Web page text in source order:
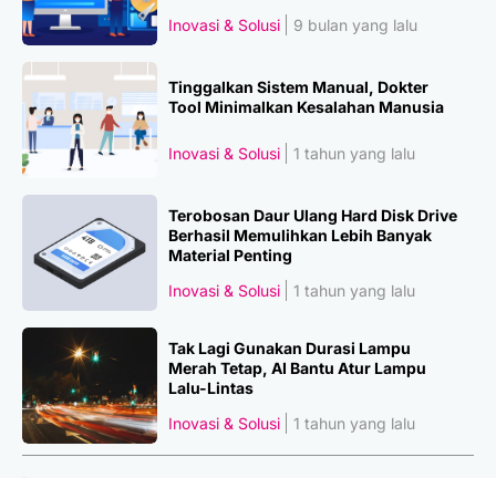
Inovasi & Solusi
9 bulan yang lalu
Tinggalkan Sistem Manual, Dokter
Tool Minimalkan Kesalahan Manusia
Inovasi & Solusi 1 tahun yang lalu
Terobosan Daur Ulang Hard Disk Drive
Berhasil Memulihkan Lebih Banyak
Material Penting
Inovasi & Solusi
1 tahun yang lalu
Tak Lagi Gunakan Durasi Lampu
Merah Tetap, AI Bantu Atur Lampu
Lalu-Lintas
Inovasi & Solusi
1 tahun yang lalu